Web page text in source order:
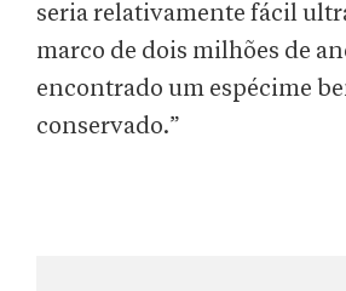
seria relativamente fácil
marco de dois milhões de
encontrado um espécime
conservado.”